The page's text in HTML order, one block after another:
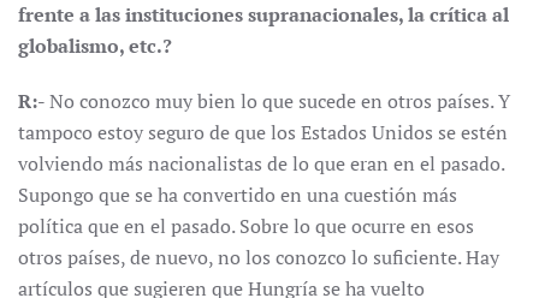
frente a las instituciones supranacionales, la crítica al
globalismo, etc.?
R:-No conozco muy bien lo que sucede en otros países. Y
tampoco estoy seguro de que los Estados Unidos se estén
volviendo más nacionalistas de lo que eran en el pasado.
Supongo que se ha convertido en una cuestión más
política que en el pasado. Sobre lo que ocurre en esos
otros países, de nuevo, no los conozco lo suficiente. Hay
artículos que sugieren que Hungría se ha vuelto